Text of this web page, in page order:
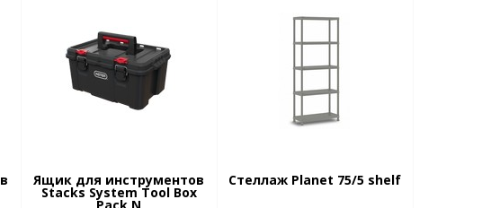
Ящик для инструментов
Stacks System Tool Box
Стеллаж Planet 75/5 shelf